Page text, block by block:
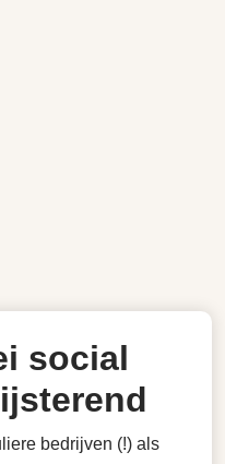
social
bedrijven (!) als